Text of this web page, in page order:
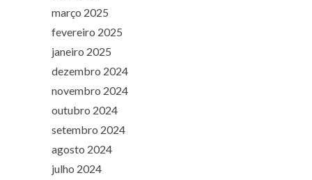
março 2025
fevereiro 2025
janeiro 2025
dezembro 2024
novembro 2024
outubro 2024
setembro 2024
agosto 2024
julho 2024